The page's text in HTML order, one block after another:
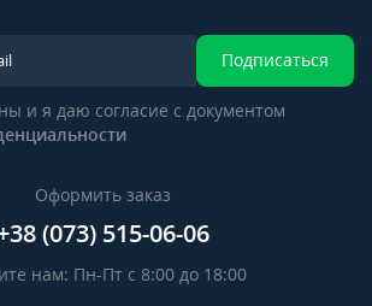
Подписаться
и я даю согласие с документом
Оформить заказ
(073) 515-06-06
Звоните нам: Пн-Пт с 8:00 до 18:00